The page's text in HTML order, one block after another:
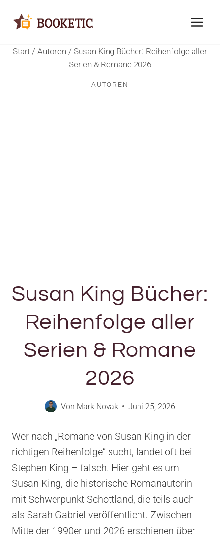
Inhalt
Start / Autoren / Susan King Bücher: Reihenfolge aller
Serien & Romane 2026
AUTOREN
Susan King Bücher:
Reihenfolge aller
Serien & Romane
2026
Von Mark Novak Juni 25, 2026
Wer nach „Romane von Susan King in der
richtigen Reihenfolge“ sucht, landet oft bei
Stephen King – falsch. Hier geht es um
Susan King, die historische Romanautorin
mit Schwerpunkt Schottland, die teils auch
als Sarah Gabriel veröffentlicht. Zwischen
Mitte der 1990er und 2026 erschienen über